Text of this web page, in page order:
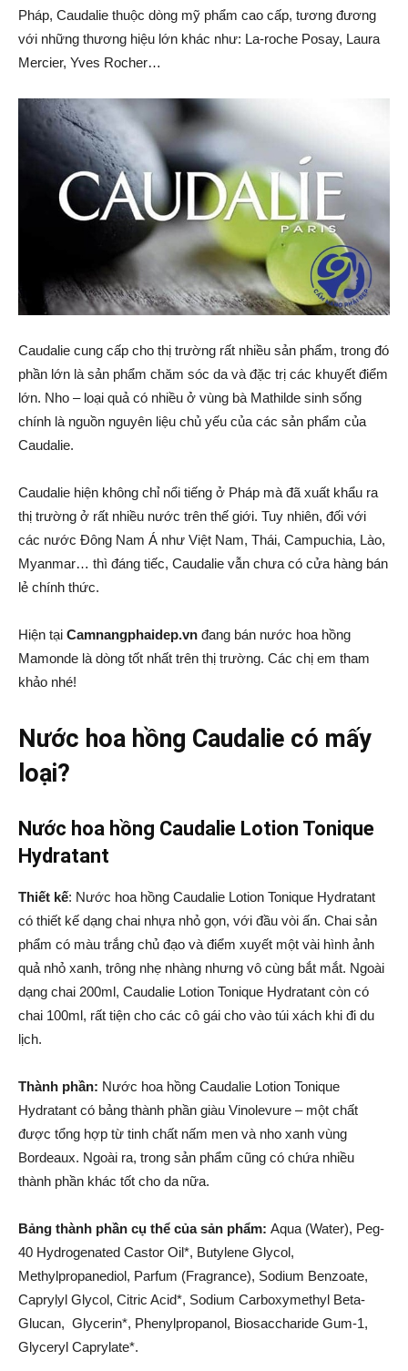
Pháp, Caudalie thuộc dòng mỹ phẩm cao cấp, tương đương
với những thương hiệu lớn khác như: La-roche Posay, Laura
Mercier, Yves Rocher…
Caudalie cung cấp cho thị trường rất nhiều sản phẩm, trong đó
phần lớn là sản phẩm chăm sóc da và đặc trị các khuyết điểm
lớn. Nho – loại quả có nhiều ở vùng bà Mathilde sinh sống
chính là nguồn nguyên liệu chủ yếu của các sản phẩm của
Caudalie.
Caudalie hiện không chỉ nổi tiếng ở Pháp mà đã xuất khẩu ra
thị trường ở rất nhiều nước trên thế giới. Tuy nhiên, đối với
các nước Đông Nam Á như Việt Nam, Thái, Campuchia, Lào,
Myanmar… thì đáng tiếc, Caudalie vẫn chưa có cửa hàng bán
lẻ chính thức.
Hiện tại Camnangphaidep.vn đang bán nước hoa hồng
Mamonde là dòng tốt nhất trên thị trường. Các chị em tham
khảo nhé!
Nước hoa hồng Caudalie có mấy
loại?
Nước hoa hồng Caudalie Lotion Tonique
Hydratant
Thiết kế: Nước hoa hồng Caudalie Lotion Tonique Hydratant
có thiết kế dạng chai nhựa nhỏ gọn, với đầu vòi ấn. Chai sản
phẩm có màu trắng chủ đạo và điểm xuyết một vài hình ảnh
quả nhỏ xanh, trông nhẹ nhàng nhưng vô cùng bắt mắt. Ngoài
dạng chai 200ml, Caudalie Lotion Tonique Hydratant còn có
chai 100ml, rất tiện cho các cô gái cho vào túi xách khi đi du
lịch.
Thành phần: Nước hoa hồng Caudalie Lotion Tonique
Hydratant có bảng thành phần giàu Vinolevure – một chất
được tổng hợp từ tinh chất nấm men và nho xanh vùng
Bordeaux. Ngoài ra, trong sản phẩm cũng có chứa nhiều
thành phần khác tốt cho da nữa.
Bảng thành phần cụ thể của sản phẩm: Aqua (Water), Peg-
40 Hydrogenated Castor Oil*, Butylene Glycol,
Methylpropanediol, Parfum (Fragrance), Sodium Benzoate,
Caprylyl Glycol, Citric Acid*, Sodium Carboxymethyl Beta-
Glucan, Glycerin*, Phenylpropanol, Biosaccharide Gum-1,
Glyceryl Caprylate*.